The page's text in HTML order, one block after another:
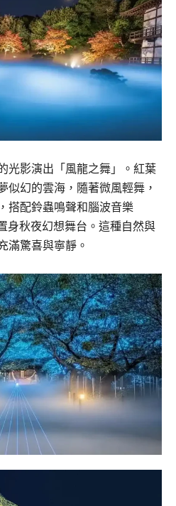
光影演出「風龍之舞」。紅葉
似幻的雲海，隨著微風輕舞，
搭配鈴蟲鳴聲和腦波音樂
身秋夜幻想舞台。這種自然與
滿驚喜與寧靜。